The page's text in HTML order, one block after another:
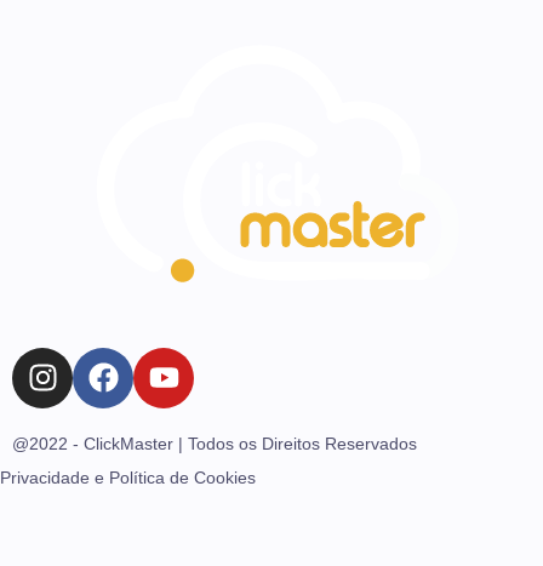
@2022 - ClickMaster | Todos os Direitos Reservados
Privacidade e Política de Cookies